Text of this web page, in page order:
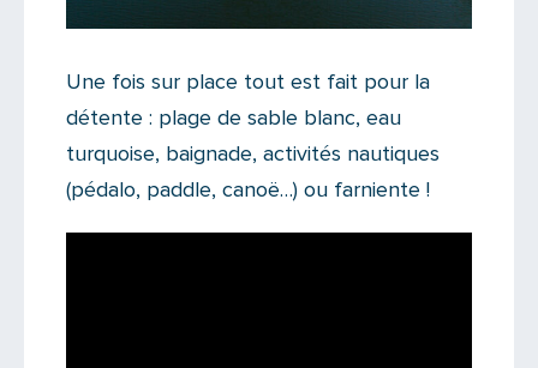
Une fois sur place tout est fait pour la
détente : plage de sable blanc, eau
turquoise, baignade, activités nautiques
(pédalo, paddle, canoë…) ou farniente !